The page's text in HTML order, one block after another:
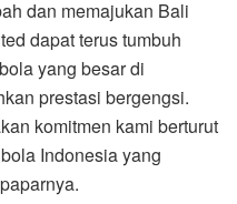
dan memajukan Bali
dapat terus tumbuh
yang besar di
prestasi bergengsi.
komitmen kami berturut
Indonesia yang